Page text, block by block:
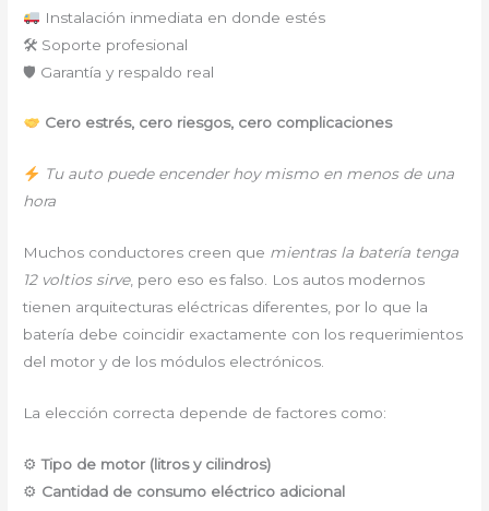
Instalación inmediata en donde estés
🛠 Soporte profesional
🛡 Garantía y respaldo real
Cero estrés, cero riesgos, cero complicaciones
Tu auto puede encender hoy mismo en menos de una
hora
Muchos conductores creen que mientras la batería tenga
12 voltios sirve, pero eso es falso. Los autos modernos
tienen arquitecturas eléctricas diferentes, por lo que la
batería debe coincidir exactamente con los requerimientos
del motor y de los módulos electrónicos.
La elección correcta depende de factores como:
⚙Tipo de motor (litros y cilindros)
⚙ Cantidad de consumo eléctrico adicional